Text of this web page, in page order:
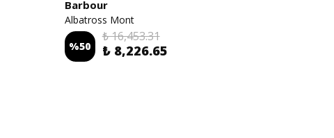
Barbour
Albatross Mont
%50
₺ 16,453.31
₺ 8,226.65